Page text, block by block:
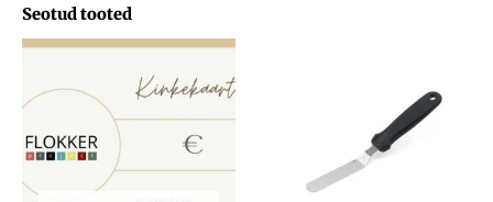
Seotud tooted
Hinnavahemik:
kuni
103,33 €